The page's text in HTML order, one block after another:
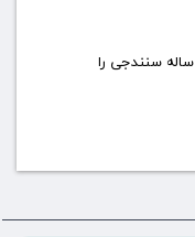
سگ بلاصاحب جان کودک ۳ ساله سنندجی را